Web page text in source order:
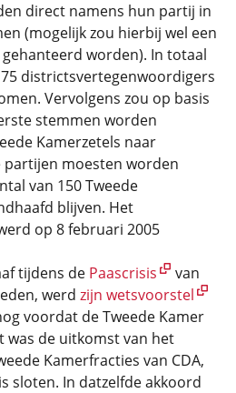
direct namens hun partij in
(mogelijk zou hierbij wel een
worden). In totaal
districtsvertegenwoordigers
Vervolgens zou op basis
stemmen worden
Kamerzetels naar
partijen moesten worden
van 150 Tweede
blijven. Het
op 8 februari 2005
tijdens de Paascrisis
van
werd zijn wetsvoorstel
voordat de Tweede Kamer
was de uitkomst van het
Kamerfracties van CDA,
sloten. In datzelfde akkoord